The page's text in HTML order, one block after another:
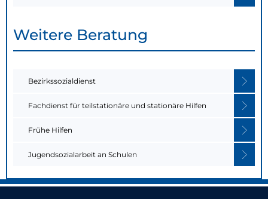
Weitere Beratung
Bezirkssozialdienst
Fachdienst für teilstationäre und stationäre Hilfen
Frühe Hilfen
Jugendsozialarbeit an Schulen